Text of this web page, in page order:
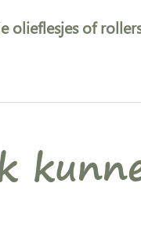
olieflesjes of